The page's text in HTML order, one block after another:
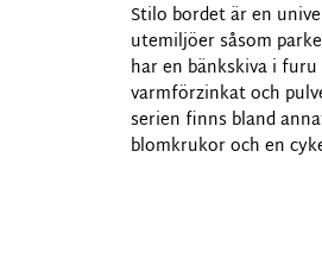
Stilo bordet är en
utemiljöer såsom
har en bänkskiva i
varmförzinkat och
serien finns bland
blomkrukor och en